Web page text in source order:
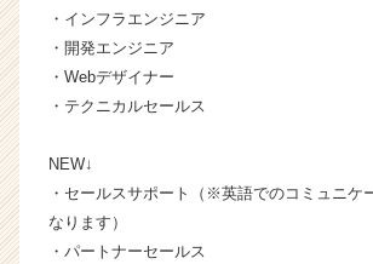
ス
が
就
サ
・インフラエンジニア
・開発エンジニア
・Webデザイナー
・テクニカルセールス
NEW↓
・セールスサポート（※英語でのコミュニケ
なります）
・パートナーセールス